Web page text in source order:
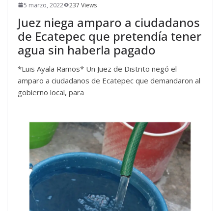
5 marzo, 2022 237 Views
Juez niega amparo a ciudadanos
de Ecatepec que pretendía tener
agua sin haberla pagado
*Luis Ayala Ramos* Un Juez de Distrito negó el
amparo a ciudadanos de Ecatepec que demandaron al
gobierno local, para